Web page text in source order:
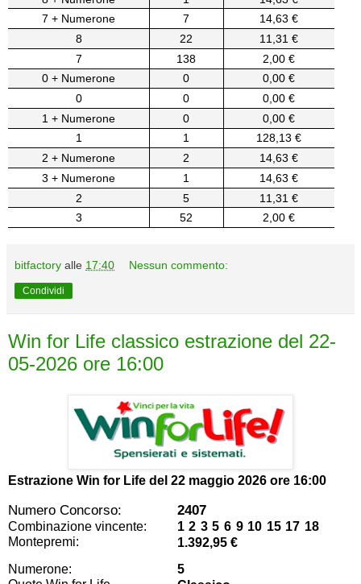
7 + Numerone
7
14,63 €
8
22
11,31 €
7
138
2,00 €
0 + Numerone
0
0,00 €
0
0
0,00 €
1 + Numerone
0
0,00 €
1
1
128,13 €
2 + Numerone
2
14,63 €
3 + Numerone
1
14,63 €
2
5
11,31 €
3
52 2,00 €
bitfactory alle 17:40 Nessun commento:
Condividi
Win for Life classico estrazione del 22-
05-2026 ore 16:00
Estrazione Win for Life del 22 maggio 2026 ore 16:00
Numero Concorso: 2407
Combinazione vincente:
1 2 3 5 6 9 10 15 17 18
Montepremi:
1.392,95 €
Numerone:
5